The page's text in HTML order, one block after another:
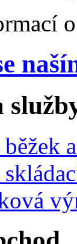
běžek